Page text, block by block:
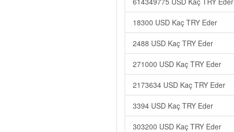
18300 USD Kaç TRY Eder
2488 USD Kaç TRY Eder
271000 USD Kaç TRY Eder
2173634 USD Kaç TRY Eder
3394 USD Kaç TRY Eder
303200 USD Kaç TRY Eder